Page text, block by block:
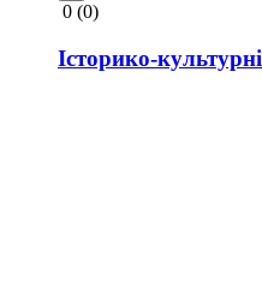
0 (0)
Історико-культурні